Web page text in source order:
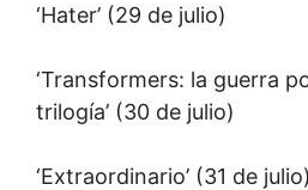
‘Hater’ (29 de julio)
‘Transformers: la guerra
trilogía’ (30 de julio)
‘Extraordinario’ (31 de julio)